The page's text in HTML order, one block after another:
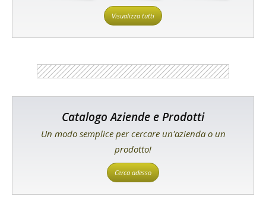
Visualizza tutti
Catalogo Aziende e Prodotti
Un modo semplice per cercare un'azienda o un
prodotto!
Cerca adesso